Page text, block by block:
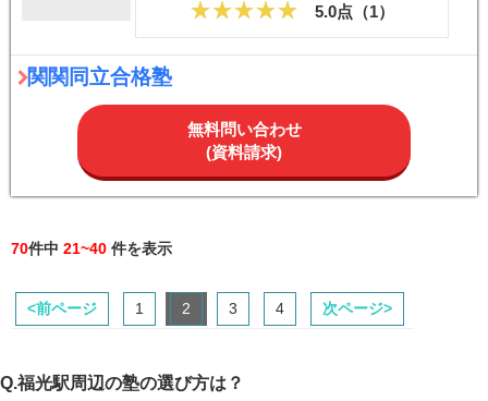
5.0点（1）
関関同立合格塾
無料問い合わせ
(資料請求)
70件中 21~40 件を表示
<前ページ 1 2 3 4 次ページ>
Q.福光駅周辺の塾の選び方は？